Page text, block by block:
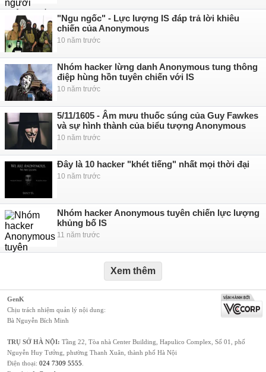
"Ngu ngốc" - Lực lượng IS đáp trả lời khiêu
chiến của Anonymous
10 năm trước
Nhóm hacker lừng danh Anonymous tung thông
điệp hùng hồn tuyên chiến với IS
10 năm trước
5/11/1605 - Âm mưu thuốc súng của Guy Fawkes
và sự hình thành của biểu tượng Anonymous
10 năm trước
Đây là 10 hacker "khét tiếng" nhất mọi thời đại
10 năm trước
Nhóm hacker Anonymous tuyên chiến lực lượng
khủng bố IS
11 năm trước
Xem thêm
GenK
Chịu trách nhiệm quản lý nội dung:
Bà Nguyễn Bích Minh
TRỤ SỞ HÀ NỘI: Tầng 22, Tòa nhà Center Building, Hapulico Complex, Số 01, phố
Nguyễn Huy Tưởng, phường Thanh Xuân, thành phố Hà Nội
Điện thoại: 024 7309 5555